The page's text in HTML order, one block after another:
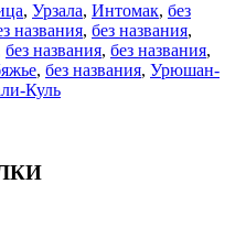
, Урзала, Интомак, без
названия, без названия,
без названия, без названия,
, без названия, Урюшан-
Куль